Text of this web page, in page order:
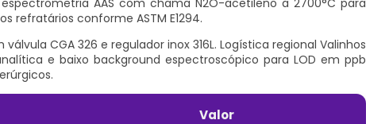
refratários conforme ASTM E1294.
CGA 326 e regulador inox 316L. Logística regional Valinhos
e baixo background espectroscópico para LOD em ppb
Valor